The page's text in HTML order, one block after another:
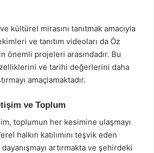
kültürel mirasını tanıtmak amacıyla
ve tanıtım videoları da Öz
önemli projeleri arasındadır. Bu
ve tarihi değerlerini daha
amaçlamaktadır.
ve Toplum
toplumun her kesimine ulaşmayı
halkın katılımını teşvik eden
artırmakta ve şehirdeki